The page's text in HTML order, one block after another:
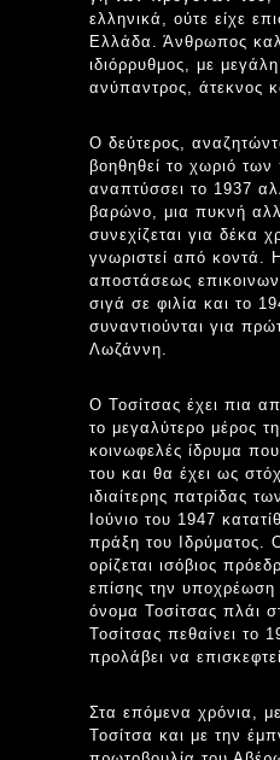
ελληνικά, ούτε είχε
Ελλάδα. Άνθρωπος
ιδιόρρυθμος, με
ανύπαντρος, άτεκνος
Ο δεύτερος,
βοηθηθεί το χωριό
αναπτύσσει το 1937
βαρώνο, μια πυκνή
συνεχίζεται για δέκα
γνωριστεί από κοντά.
αποστάσεως
σιγά σε φιλία και το
συναντιούνται για
Λωζάννη.
Ο Τοσίτσας έχει πια
το μεγαλύτερο μέρος
κοινωφελές ίδρυμα
του και θα έχει ως
ιδιαίτερης πατρίδας
Ιούνιο του 1947
πράξη του Ιδρύματος.
ορίζεται ισόβιος
επίσης την υποχρέωση
όνομα Τοσίτσας πλάι
Τοσίτσας πεθαίνει το
προλάβει να
Στα επόμενα χρόνια,
Τοσίτσα και με την